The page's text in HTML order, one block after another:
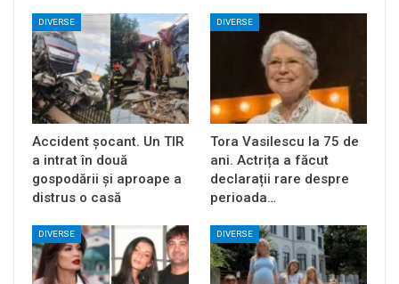
DIVERSE
Accident șocant. Un TIR
a intrat în două
gospodării și aproape a
distrus o casă
DIVERSE
Tora Vasilescu la 75 de
ani. Actrița a făcut
declarații rare despre
perioada…
DIVERSE DIVERSE